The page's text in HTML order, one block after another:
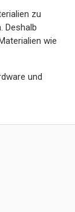
zu
Deshalb
wie
und